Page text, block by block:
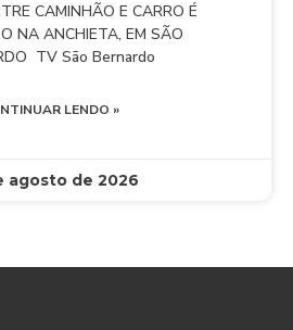
CAMINHÃO E CARRO É
NA ANCHIETA, EM SÃO
TV São Bernardo
LENDO »
agosto de 2026